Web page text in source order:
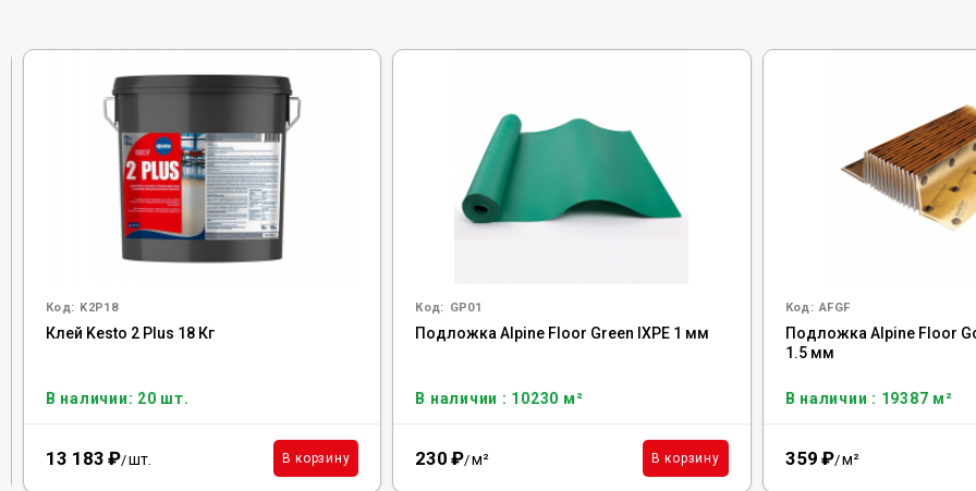
Код: K2P18
Клей Kesto 2 Plus 18 Кг
В наличии: 20 шт.
13 183 ₽/шт. В корзину
Код: GP01
Подложка Alpine Floor Green IXPE 1 мм
В наличии : 10230 м²
230 ₽/м² В корзину
Код: AFGF
Подложка Alpine Floor
1.5 мм
В наличии : 19387 м²
359 ₽/м²